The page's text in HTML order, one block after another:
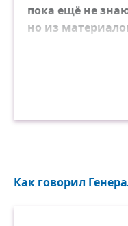
пока ещё не
но из
то владелец
Как говорил